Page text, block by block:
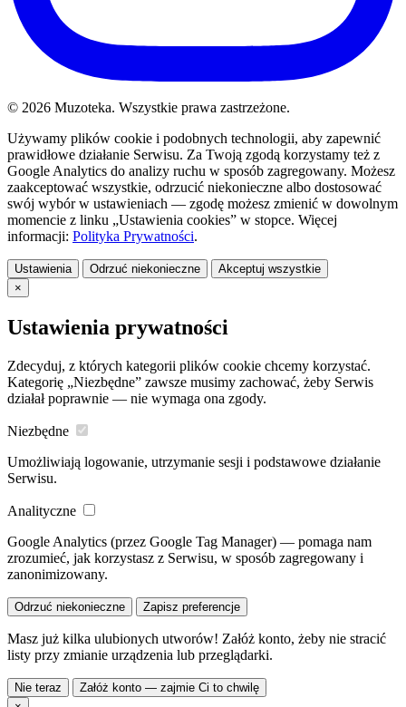
© 2026 Muzoteka. Wszystkie prawa zastrzeżone.
Używamy plików cookie i podobnych technologii, aby zapewnić
prawidłowe działanie Serwisu. Za Twoją zgodą korzystamy też z
Google Analytics do analizy ruchu w sposób zagregowany. Możesz
zaakceptować wszystkie, odrzucić niekonieczne albo dostosować
swój wybór w ustawieniach — zgodę możesz zmienić w dowolnym
momencie z linku „Ustawienia cookies” w stopce. Więcej
informacji: Polityka Prywatności.
Ustawienia Odrzuć niekonieczne
Akceptuj wszystkie
×
Ustawienia prywatności
Zdecyduj, z których kategorii plików cookie chcemy korzystać.
Kategorię „Niezbędne” zawsze musimy zachować, żeby Serwis
działał poprawnie — nie wymaga ona zgody.
Niezbędne
Umożliwiają logowanie, utrzymanie sesji i podstawowe działanie
Serwisu.
Analityczne
Google Analytics (przez Google Tag Manager) — pomaga nam
zrozumieć, jak korzystasz z Serwisu, w sposób zagregowany i
zanonimizowany.
Odrzuć niekonieczne Zapisz preferencje
Masz już kilka ulubionych utworów! Załóż konto, żeby nie stracić
listy przy zmianie urządzenia lub przeglądarki.
Nie teraz
Załóż konto — zajmie Ci to chwilę